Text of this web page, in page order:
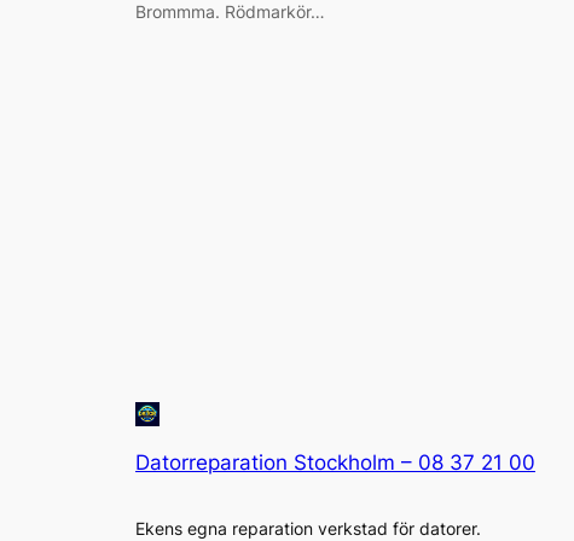
Brommma. Rödmarkör…
Datorreparation Stockholm – 08 37 21 00
Ekens egna reparation verkstad för datorer.